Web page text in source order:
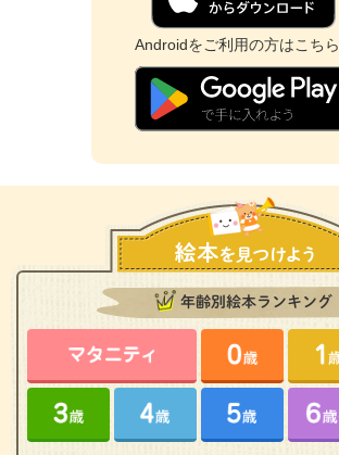
Androidをご利用の方はこちら
年齢別絵本ランキング